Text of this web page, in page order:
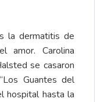
la dermatitis de
amor. Carolina
se casaron
Guantes del
hospital hasta la